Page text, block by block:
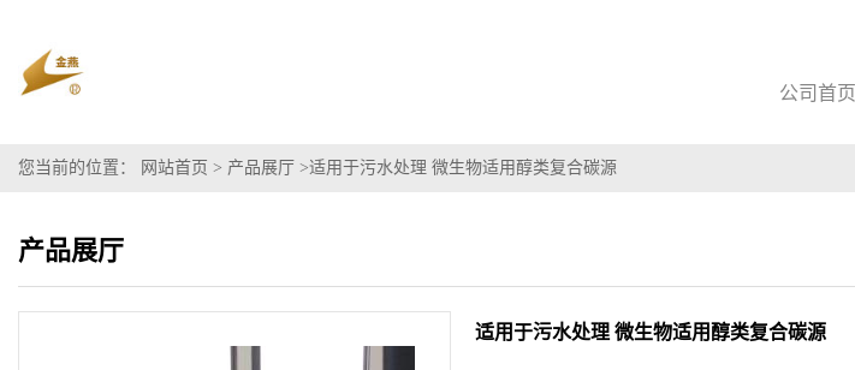
公司首页
您当前的位置： 网站首页 > 产品展厅 >适用于污水处理 微生物适用醇类复合碳源
产品展厅
适用于污水处理 微生物适用醇类复合碳源